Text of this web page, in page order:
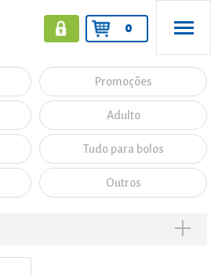
0
Promoções
Adulto
Tudo para bolos
Outros